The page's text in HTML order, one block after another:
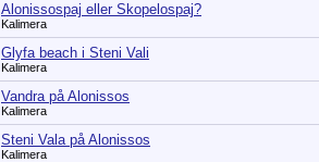
Alonissospaj eller Skopelospaj?
Kalimera
Glyfa beach i Steni Vali
Kalimera
Vandra på Alonissos
Kalimera
Steni Vala på Alonissos
Kalimera